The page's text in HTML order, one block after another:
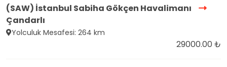
(SAW) İstanbul Sabiha Gökçen Havalimanı
Çandarlı
Yolculuk Mesafesi: 264 km
29000.00 ₺